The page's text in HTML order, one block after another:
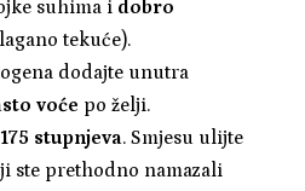
suhima i dobro
tekuće).
dodajte unutra
voće po želji.
175 stupnjeva. Smjesu ulijte
ste prethodno namazali